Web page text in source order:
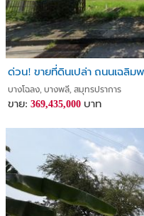
ด่วน! ขายที่ดินเปล่า ถนนเฉลิม
บางโฉลง, บางพลี, สมุทรปราการ
ขาย: 369,435,000 บาท